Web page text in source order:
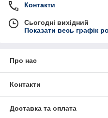
Контакти
Сьогодні вихідний
Показати весь графік
Про нас
Контакти
Доставка та оплата